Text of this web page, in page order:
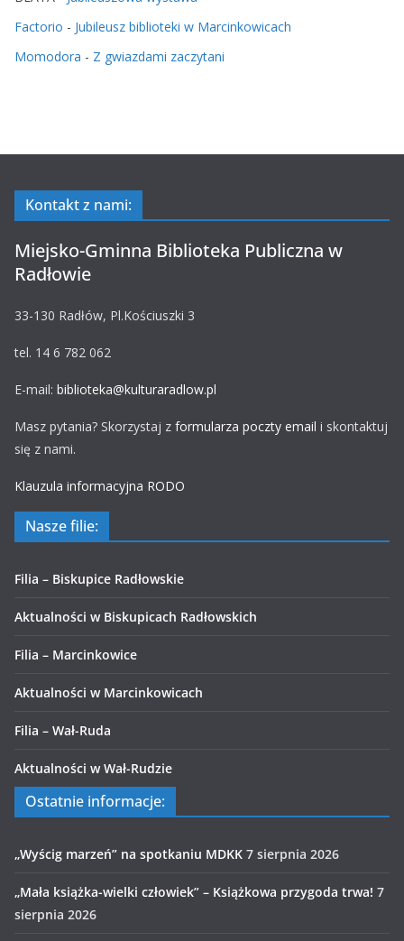
Factorio - Jubileusz biblioteki w Marcinkowicach
Momodora - Z gwiazdami zaczytani
Kontakt z nami:
Miejsko-Gminna Biblioteka Publiczna w
Radłowie
33-130 Radłów, Pl.Kościuszki 3
tel. 14 6 782 062
E-mail: biblioteka@kulturaradlow.pl
Masz pytania? Skorzystaj z formularza poczty email i skontaktuj
się z nami.
Klauzula informacyjna RODO
Nasze filie:
Filia – Biskupice Radłowskie
Aktualności w Biskupicach Radłowskich
Filia – Marcinkowice
Aktualności w Marcinkowicach
Filia – Wał-Ruda
Aktualności w Wał-Rudzie
Ostatnie informacje:
„Wyścig marzeń” na spotkaniu MDKK 7 sierpnia 2026
„Mała książka-wielki człowiek” – Książkowa przygoda trwa! 7
sierpnia 2026